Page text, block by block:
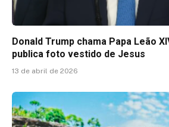
Donald Trump chama Papa Leão
publica foto vestido de Jesus
13 de abril de 2026